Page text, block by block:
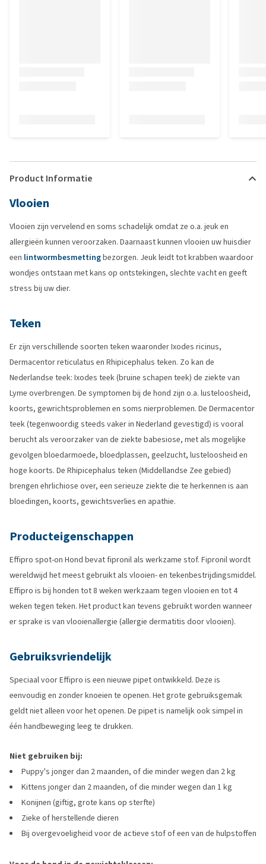
Product Informatie
Vlooien
Vlooien zijn vervelend en soms schadelijk omdat ze o.a. jeuk en
allergieën kunnen veroorzaken. Daarnaast kunnen vlooien uw huisdier
een lintwormbesmettingbezorgen. Jeuk leidt tot krabben waardoor
wondjes ontstaan met kans op ontstekingen, slechte vacht en geeft
stress bij uw dier.
Teken
Er zijn verschillende soorten teken waaronder Ixodes ricinus,
Dermacentor reticulatus en Rhipicephalus teken. Zo kan de
Nederlandse teek: Ixodes teek (bruine schapen teek) de ziekte van
Lyme overbrengen. De symptomen bij de hond zijn o.a. lusteloosheid,
koorts, gewrichtsproblemen en soms nierproblemen. De Dermacentor
teek (tegenwoordig steeds vaker in Nederland gevestigd) is vooral
berucht als veroorzaker van de ziekte babesiose, met als mogelijke
gevolgen bloedarmoede, bloedplassen, geelzucht, lusteloosheid en
hoge koorts. De Rhipicephalus teken (Middellandse Zee gebied)
brengen ehrlichiose over, een serieuze ziekte die te herkennen is aan
bloedingen, koorts, gewichtsverlies en apathie.
Producteigenschappen
Effipro spot-on Hond bevat fipronil als werkzame stof. Fipronil wordt
wereldwijd het meest gebruikt als vlooien- en tekenbestrijdingsmiddel.
Effipro is bij honden tot 8 weken werkzaam tegen vlooien en tot 4
weken tegen teken. Het product kan tevens gebruikt worden wanneer
er sprake is van vlooienallergie (allergie dermatitis door vlooien).
Gebruiksvriendelijk
Speciaal voor Effipro is een nieuwe pipet ontwikkeld. Deze is
eenvoudig en zonder knoeien te openen. Het grote gebruiksgemak
geldt niet alleen voor het openen. De pipet is namelijk ook simpel in
één handbeweging leeg te drukken.
Niet gebruiken bij:
Puppy's jonger dan 2 maanden, of die minder wegen dan 2 kg
Kittens jonger dan 2 maanden, of die minder wegen dan 1 kg
Konijnen (giftig, grote kans op sterfte)
Zieke of herstellende dieren
Bij overgevoeligheid voor de actieve stof of een van de hulpstoffen